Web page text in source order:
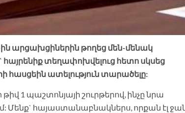
ին արցախցիներին թողեց մեն-մենակ
տեղափոխվելուց հետո սկսեց
հասցեին ատելություն տարածելը:
1 պաշտոնյայի շուրթերով, ինչը նրա
հայաստանաբնակներս, որքան էլ